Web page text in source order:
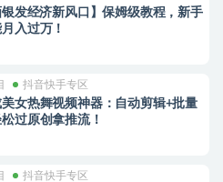
银发经济新风口】保姆级教程，新手
入过万！
抖音快手专区
女热舞视频神器：自动剪辑+批量
过原创拿推流！
抖音快手专区